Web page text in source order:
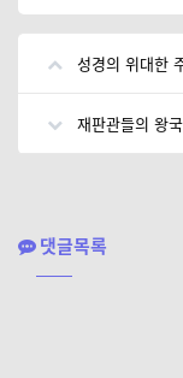
성경의 위대한
재판관들의 왕
댓글목록